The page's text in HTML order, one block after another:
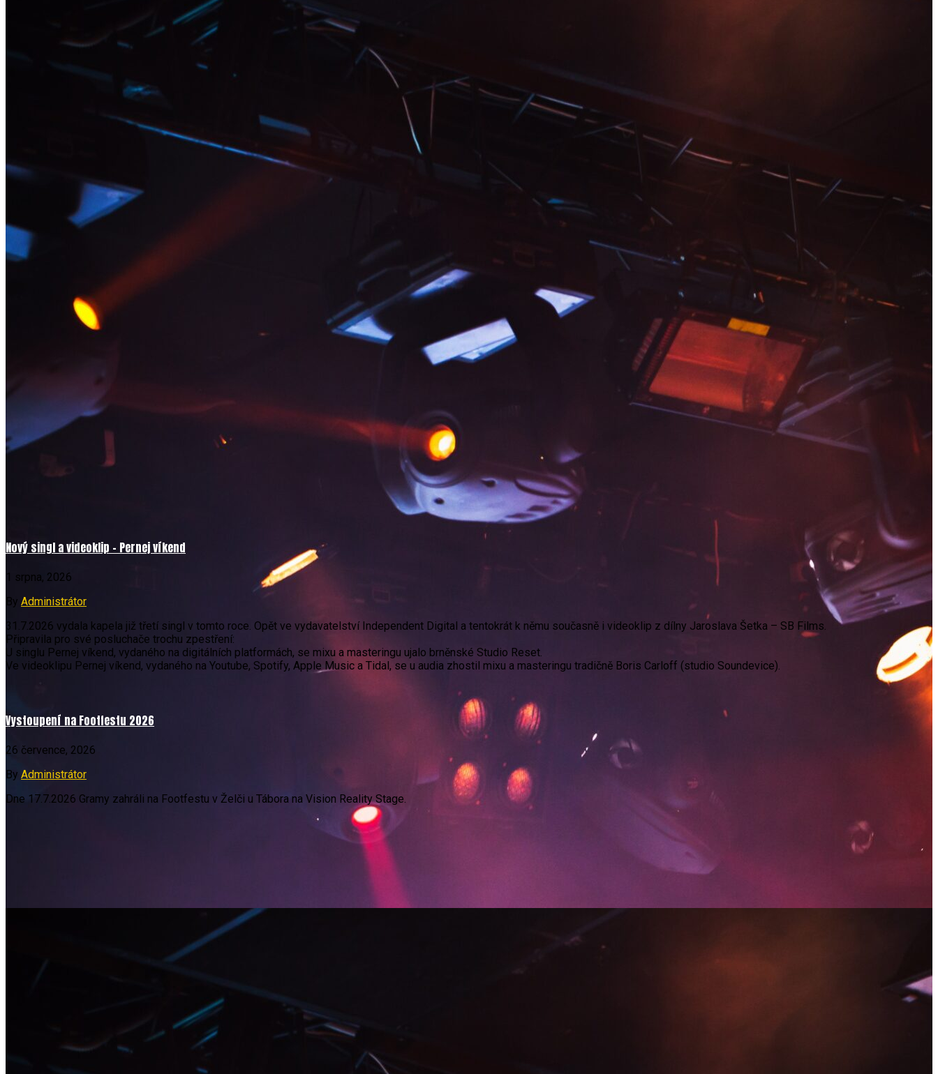
Nový singl a videoklip – Pernej víkend
1 srpna, 2026
By Administrátor
31.7.2026 vydala kapela již třetí singl v tomto roce. Opět ve vydavatelství Independent Digital a tentokrát k němu současně i videoklip z dílny Jaroslava Šetka – SB Films.
Připravila pro své posluchače trochu zpestření:
U singlu Pernej víkend, vydaného na digitálních platformách, se mixu a masteringu ujalo brněnské Studio Reset.
Ve videoklipu Pernej víkend, vydaného na Youtube, Spotify, Apple Music a Tidal, se u audia zhostil mixu a masteringu tradičně Boris Carloff (studio Soundevice).
Vystoupení na Footfestu 2026
26 července, 2026
By Administrátor
Dne 17.7.2026 Gramy zahráli na Footfestu v Želči u Tábora na Vision Reality Stage.